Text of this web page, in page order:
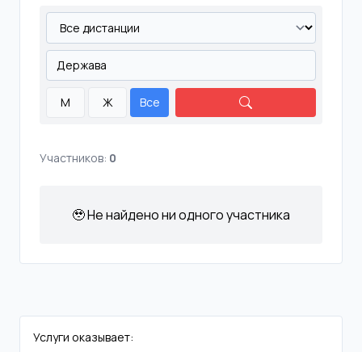
М Ж Все
Участников: 0
🥹 Не найдено ни одного участника
Услуги оказывает: